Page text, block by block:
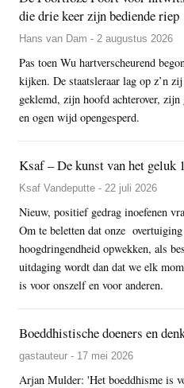
die drie keer zijn bediende riep
Hans van Dam - 2 augustus 2026
Pas toen Wu hartverscheurend
kijken. De staatsleraar lag op z’n
geklemd, zijn hoofd achterover,
en ogen wijd opengesperd.
Ksaf – De kunst van het geluk 1
Ksaf Vandeputte - 22 juli 2026
Nieuw, positief gedrag inoefenen
Om te beletten dat onze
hoogdringendheid opwekken, als
uitdaging wordt dan dat we elk
is voor onszelf en voor anderen.
Boeddhistische doeners en
gastauteur - 17 mei 2026
Arjan Mulder: 'Het boeddhisme is